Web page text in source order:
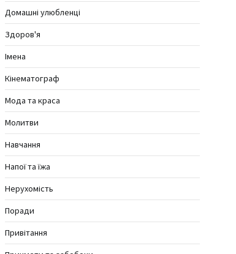
Домашні улюбленці
Здоров'я
Імена
Кінематограф
Мода та краса
Молитви
Навчання
Напої та їжа
Нерухомість
Поради
Привітання